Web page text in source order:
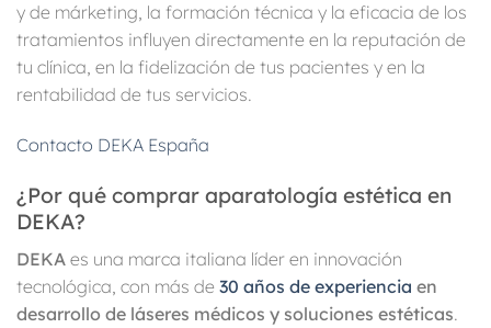
y de márketing, la formación técnica y la eficacia de los
tratamientos influyen directamente en la reputación de
tu clínica, en la fidelización de tus pacientes y en la
rentabilidad de tus servicios.
Contacto DEKA España
¿Por qué comprar aparatología estética en
DEKA?
DEKA es una marca italiana líder en innovación
tecnológica, con más de 30 años de experiencia en
desarrollo de láseres médicos y soluciones estéticas.